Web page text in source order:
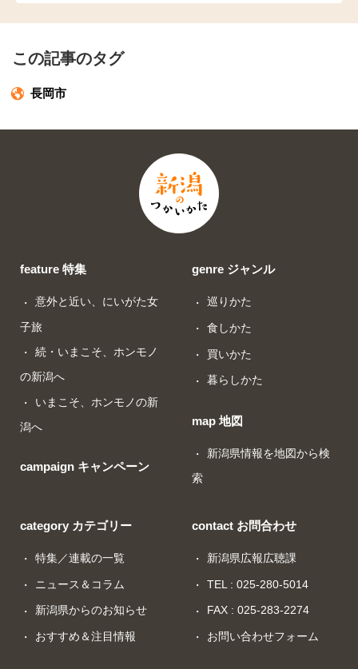
この記事のタグ
長岡市
feature 特集
意外と近い、にいがた女
子旅
続・いまこそ、ホンモノ
の新潟へ
いまこそ、ホンモノの新
潟へ
campaign キャンペーン
genre ジャンル
巡りかた
食しかた
買いかた
暮らしかた
map 地図
新潟県情報を地図から検
索
category カテゴリー
特集／連載の一覧
ニュース＆コラム
新潟県からのお知らせ
おすすめ＆注目情報
contact お問合わせ
新潟県広報広聴課
TEL : 025-280-5014
FAX : 025-283-2274
お問い合わせフォーム